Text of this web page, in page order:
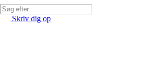
Skriv dig op